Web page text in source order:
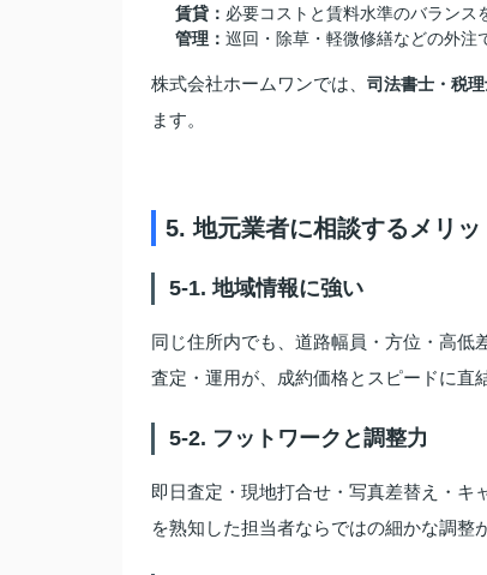
賃貸： 必要コストと賃料水準のバランス
管理： 巡回・除草・軽微修繕などの外注
株式会社ホームワンでは、 司法書士・税
ます。
5. 地元業者に相談するメリ
5-1. 地域情報に強い
同じ住所内でも、道路幅員・方位・高低
査定・運用が、成約価格とスピードに直
5-2. フットワークと調整力
即日査定・現地打合せ・写真差替え・キ
を熟知した担当者ならではの細かな調整